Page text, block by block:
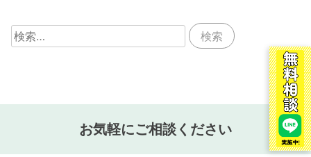
検
索:
お気軽にご相談ください